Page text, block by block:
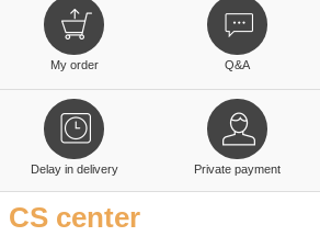
My order Q&A
Delay in delivery Private payment
CS center